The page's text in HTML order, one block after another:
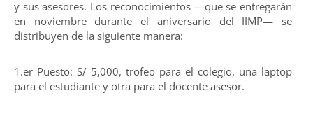
y sus asesores. Los reconocimientos —que se entregarán
en noviembre durante el aniversario del IIMP— se
distribuyen de la siguiente manera:
1.er Puesto: S/ 5,000, trofeo para el colegio, una laptop
para el estudiante y otra para el docente asesor.